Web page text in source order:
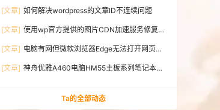
[文章] 如何解决wordpress的文章ID不连续问题
[文章] 使用wp官方提供的图片CDN加速服务修复微
[文章] 电脑有网但微软浏览器Edge无法打开网页的
[文章] 神舟优雅A460电脑HM55主板系列笔记本无
Ta的全部动态